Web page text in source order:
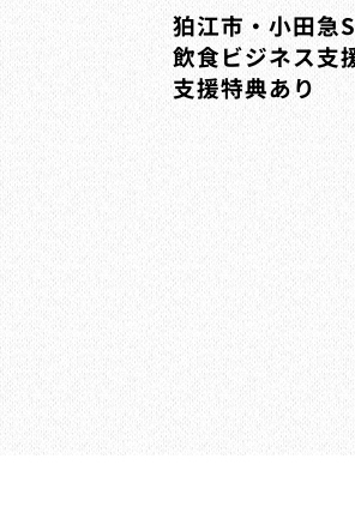
狛江市・小田急
飲食ビジネス
支援特典あり